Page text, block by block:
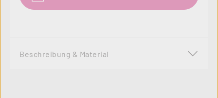
Beschreibung & Material